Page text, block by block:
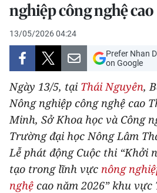
KINH TẾ
VĂN HÓA
XÃ HỘI
PHÁP LUẬT
DU LỊCH
THẾ GIỚI
THỂ THAO
nghiệp công nghệ cao
13/05/2026 04:24
Prefer Nhan
on Google
Ngày 13/5, tại Thái Nguyên,
Nông nghiệp công nghệ cao
Minh, Sở Khoa học và Công
Trường đại học Nông Lâm
Lễ phát động Cuộc thi “Khởi
tạo trong lĩnh vực nông
nghệ cao năm 2026” khu